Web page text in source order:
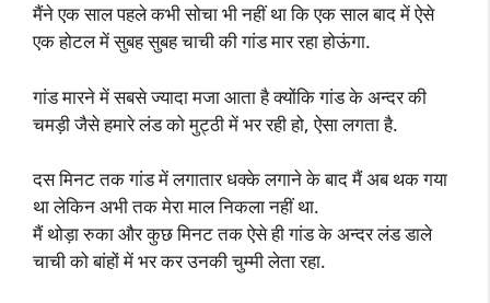
मैंने एक साल पहले कभी सोचा भी नहीं था कि एक साल बाद में ऐसे
एक होटल में सुबह सुबह चाची की गांड मार रहा होऊंगा.
गांड मारने में सबसे ज्यादा मजा आता है क्योंकि गांड के अन्दर की
चमड़ी जैसे हमारे लंड को मुट्ठी में भर रही हो, ऐसा लगता है.
दस मिनट तक गांड में लगातार धक्के लगाने के बाद मैं अब थक गया
था लेकिन अभी तक मेरा माल निकला नहीं था.
मैं थोड़ा रुका और कुछ मिनट तक ऐसे ही गांड के अन्दर लंड डाले
चाची को बांहों में भर कर उनकी चुम्मी लेता रहा.